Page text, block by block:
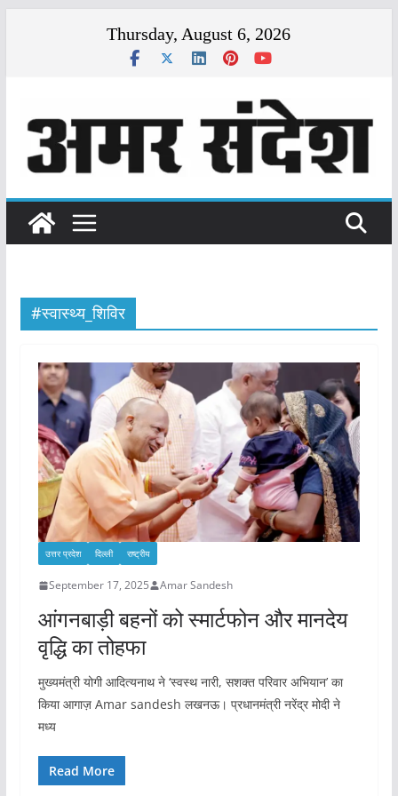
Thursday, August 6, 2026
#स्वास्थ्य_शिविर
उत्तर प्रदेश दिल्ली राष्ट्रीय
September 17, 2025 Amar Sandesh
आंगनबाड़ी बहनों को स्मार्टफोन और मानदेय
वृद्धि का तोहफा
मुख्यमंत्री योगी आदित्यनाथ ने ‘स्वस्थ नारी, सशक्त परिवार अभियान’ का
किया आगाज़ Amar sandesh लखनऊ। प्रधानमंत्री नरेंद्र मोदी ने
मध्य
Read More